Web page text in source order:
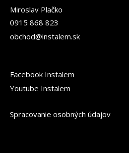
Miroslav Plačko
0915 868 823
obchod@instalem.sk
Facebook Instalem
Youtube Instalem
Spracovanie osobných údajov